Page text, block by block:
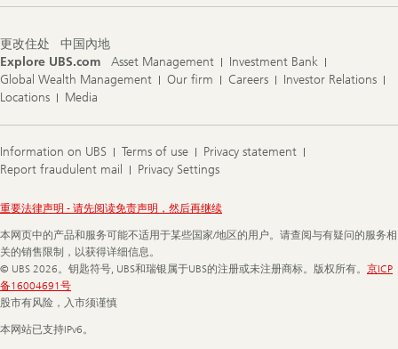
更改住处
中国內地
Explore UBS.com
Asset Management
Investment Bank
Global Wealth Management
Our firm Careers
Investor Relations
Locations
Media
Information on UBS Terms of use
Privacy statement
Report fraudulent mail
Privacy Settings
Legal
重要法律声明 - 请先阅读免责声明，然后再继续
本网页中的产品和服务可能不适用于某些国家/地区的用户。请查阅与有疑问的服务相
关的销售限制，以获得详细信息。
© UBS 2026。钥匙符号, UBS和瑞银属于UBS的注册或未注册商标。版权所有。 京ICP
备16004691号
股市有风险，入市须谨慎
本网站已支持IPv6。